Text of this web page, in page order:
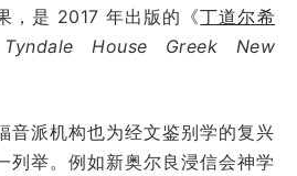
，是 2017 年出版的《丁道尔希
Tyndale House Greek New
音派机构也为经文鉴别学的复兴
列举。例如新奥尔良浸信会神学